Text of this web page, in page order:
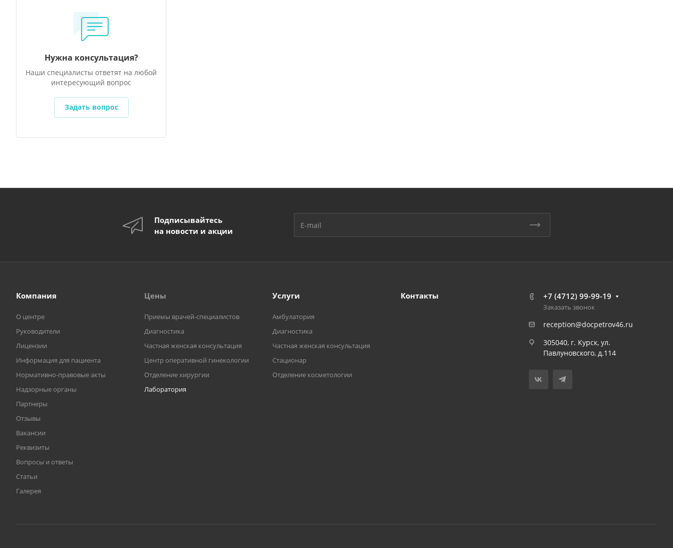
Нужна консультация?
Наши специалисты ответят на любой
интересующий вопрос
Задать вопрос
Подписывайтесь
на новости и акции
Компания
О центре
Руководители
Лицензии
Информация для пациента
Нормативно-правовые акты
Надзорные органы
Партнеры
Отзывы
Вакансии
Реквизиты
Вопросы и ответы
Статьи
Галерея
Цены
Приемы врачей-специалистов
Диагностика
Частная женская консультация
Центр оперативной гинекологии
Отделение хирургии
Лаборатория
Услуги
Амбулатория
Диагностика
Частная женская консультация
Стационар
Отделение косметологии
Контакты +7 (4712) 99-99-19
Заказать звонок
reception@docpetrov46.ru
305040, г. Курск, ул.
Павлуновского, д.114